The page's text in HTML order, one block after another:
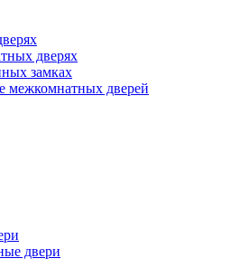
дверях
замках
межкомнатных дверей
двери